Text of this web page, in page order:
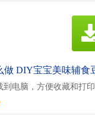
到电脑，方便收藏和打印